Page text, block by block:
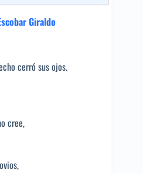
Giraldo
cerró sus ojos.
cree,